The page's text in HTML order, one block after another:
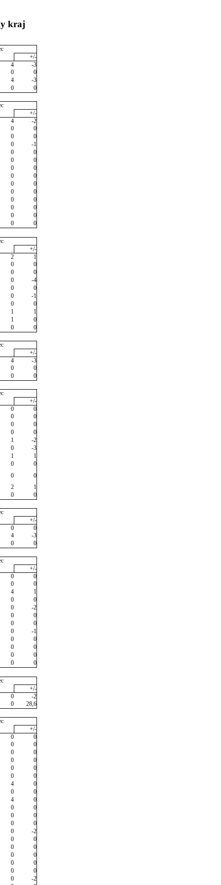
kraj
+/-
4
-3
0
0
4
-3
0
0
+/-
4
-2
0
0
0
0
0
-1
0
0
0
0
0
0
0
0
0
0
0
0
0
0
0
0
0
0
0
0
+/-
2
1
0
0
0
0
0
-4
0
0
0
-1
0
0
1
1
1
0
0
0
+/-
4
-3
0
0
0
0
+/-
0
0
0
0
0
0
0
0
1
-2
0
-3
1
1
0
0
0
0
2
1
0
0
+/-
0
0
4
-3
0
0
+/-
0
0
0
0
4
1
0
0
0
-2
0
0
0
0
0
-1
0
0
0
0
0
0
0
0
+/-
0
-2
0
28,6
+/-
0
0
0
0
0
0
0
0
0
0
0
0
4
0
0
0
4
0
0
0
0
0
0
0
0
-2
0
0
0
0
0
0
0
0
0
0
0
-2